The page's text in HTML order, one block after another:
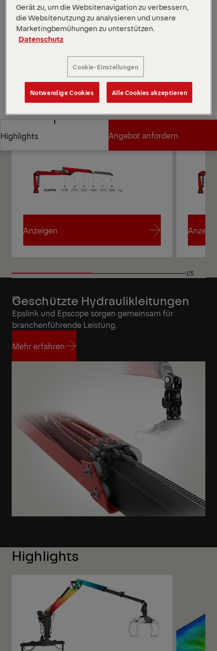
sowie ein Doppelschwenksystem.
*Je nach gewählter Variante und Ausrüstung.
Diagramme öffnen
Angebot anfordern
Angebot anfordern
Vertriebspartner finden
Vertriebspartner finden
Highlights
Angebot anfordern
Diagramme
Anzeigen
1/5
Geschützte Hydraulikleitungen
Epslink und Epscope sorgen gemeinsam für
branchenführende Leistung.
Mehr erfahren
Highlights
Gerät zu, um die Websitenavigation zu verbessern,
die Websitenutzung zu analysieren und unsere
Marketingbemühungen zu unterstützen.
Datenschutz
Cookie-Einstellungen
Notwendige Cookies Alle Cookies akzeptieren